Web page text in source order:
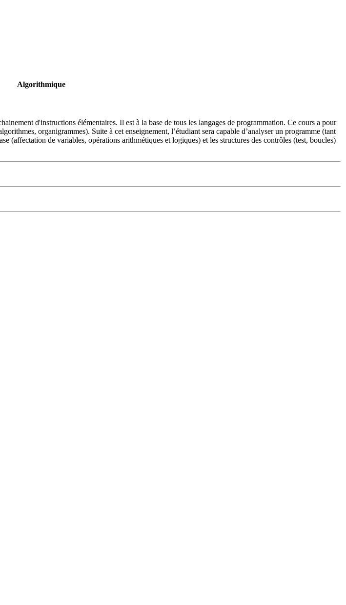
Algorithmique
d'instructions élémentaires. Il est à la base de tous les langages de programmation. Ce cours a pour
organigrammes). Suite à cet enseignement, l’étudiant sera capable d’analyser un programme (tant
(affectation de variables, opérations arithmétiques et logiques) et les structures des contrôles (test, boucles)